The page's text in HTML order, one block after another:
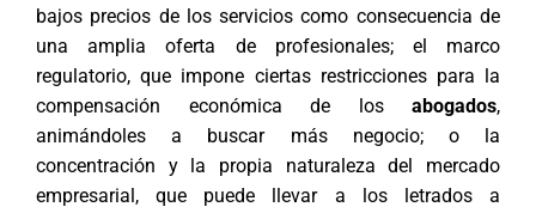
bajos precios de los servicios como consecuencia de
una amplia oferta de profesionales; el marco
regulatorio, que impone ciertas restricciones para la
compensación económica de los abogados,
animándoles a buscar más negocio; o la
concentración y la propia naturaleza del mercado
empresarial, que puede llevar a los letrados a